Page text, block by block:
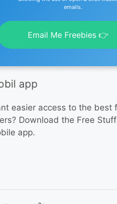
emails.
Email Me Freebies 👉
app
easier access to the best
Download the Free
app.